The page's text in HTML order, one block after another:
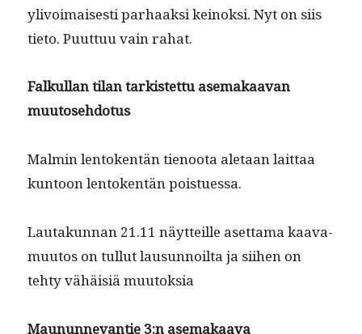
ylivoimais­es­ti parhaak­si keinok­si. Nyt on siis
tieto. Puut­tuu vain rahat.
Falkul­lan tilan tark­istet­tu ase­makaa­van
muutosehdotus
Malmin lento­ken­tän tienoo­ta ale­taan lait­taa
kun­toon lento­ken­tän poistuessa.
Lau­takun­nan 21.11 näyt­teille aset­ta­ma kaava­
muu­tos on tul­lut lausun­noil­ta ja siihen on
tehty vähäisiä muutoksia
Mau­nun­nevantie 3:n asemakaava